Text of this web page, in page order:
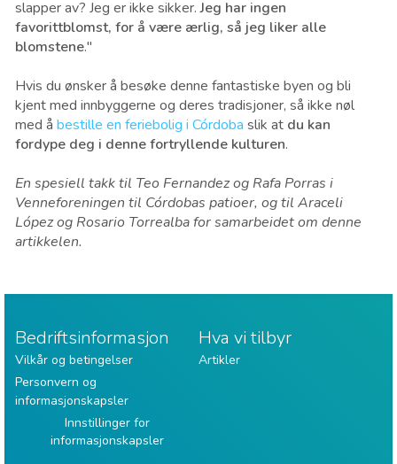
slapper av? Jeg er ikke sikker.Jeg har ingen
favorittblomst, for å være ærlig, så jeg liker alle
blomstene."
Hvis du ønsker å besøke denne fantastiske byen og bli
kjent med innbyggerne og deres tradisjoner, så ikke nøl
med å bestille en feriebolig i Córdoba slik at du kan
fordype deg i denne fortryllende kulturen.
En spesiell takk til Teo Fernandez og Rafa Porras i
Venneforeningen til Córdobas patioer, og til Araceli
López og Rosario Torrealba for samarbeidet om denne
artikkelen.
Bedriftsinformasjon
Vilkår og betingelser
Personvern og
informasjonskapsler
Innstillinger for
informasjonskapsler
Hva vi tilbyr
Artikler